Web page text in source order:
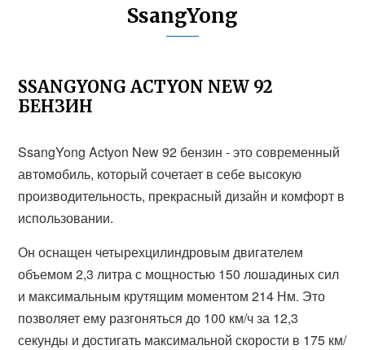
SsangYong
SSANGYONG ACTYON NEW 92
БЕНЗИН
SsangYong Actyon New 92 бензин - это современный
автомобиль, который сочетает в себе высокую
производительность, прекрасный дизайн и комфорт в
использовании.
Он оснащен четырехцилиндровым двигателем
объемом 2,3 литра с мощностью 150 лошадиных сил
и максимальным крутящим моментом 214 Нм. Это
позволяет ему разгоняться до 100 км/ч за 12,3
секунды и достигать максимальной скорости в 175 км/